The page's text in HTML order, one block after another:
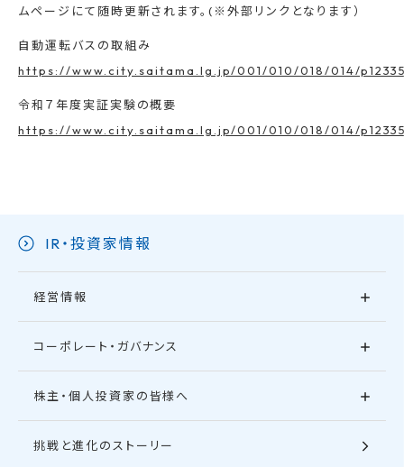
ムページにて随時更新されます。(※外部リンクとなります）
自動運転バスの取組み
https://www.city.saitama.lg.jp/001/010/018/014/
令和７年度実証実験の概要
https://www.city.saitama.lg.jp/001/010/018/014/
IR・投資家情報
経営情報
コーポレート・ガバナンス
株主・個人投資家の皆様へ
挑戦と進化のストーリー